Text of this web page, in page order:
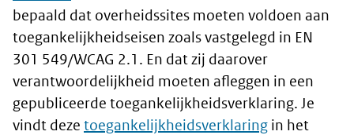
bepaald dat overheidssites moeten voldoen aan
toegankelijkheidseisen zoals vastgelegd in EN
301 549/WCAG 2.1. En dat zij daarover
verantwoordelijkheid moeten afleggen in een
gepubliceerde toegankelijkheidsverklaring. Je
vindt deze toegankelijkheidsverklaring in het